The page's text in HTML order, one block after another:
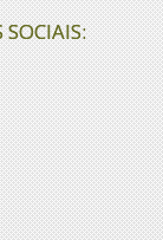
SOCIAIS: